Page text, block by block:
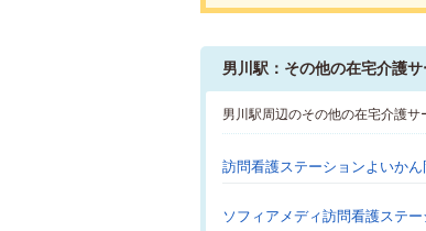
男川駅：その他の在宅介護サ
男川駅周辺のその他の在宅介護サ
訪問看護ステーションよいかん
ソフィアメディ訪問看護ステ